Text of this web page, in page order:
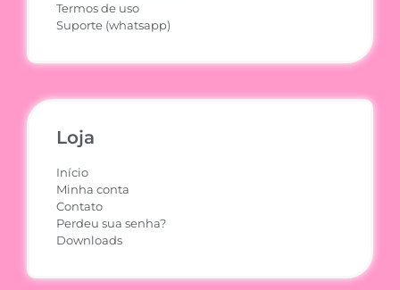
Termos de uso
Suporte (whatsapp)
Loja
Início
Minha conta
Contato
Perdeu sua senha?
Downloads